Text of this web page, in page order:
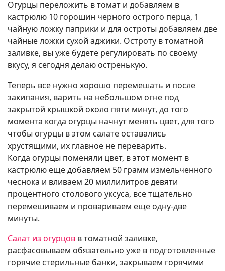
Огурцы переложить в томат и добавляем в
кастрюлю 10 горошин черного острого перца, 1
чайную ложку паприки и для остроты добавляем две
чайные ложки сухой аджики. Остроту в томатной
заливке, вы уже будете регулировать по своему
вкусу, я сегодня делаю остренькую.
Теперь все нужно хорошо перемешать и после
закипания, варить на небольшом огне под
закрытой крышкой около пяти минут, до того
момента когда огурцы начнут менять цвет, для того
чтобы огурцы в этом салате оставались
хрустящими, их главное не переварить.
Когда огурцы поменяли цвет, в этот момент в
кастрюлю еще добавляем 50 грамм измельченного
чеснока и вливаем 20 миллилитров девяти
процентного столового уксуса, все тщательно
перемешиваем и провариваем еще одну-две
минуты.
Салат из огурцов в томатной заливке,
расфасовываем обязательно уже в подготовленные
горячие стерильные банки, закрываем горячими